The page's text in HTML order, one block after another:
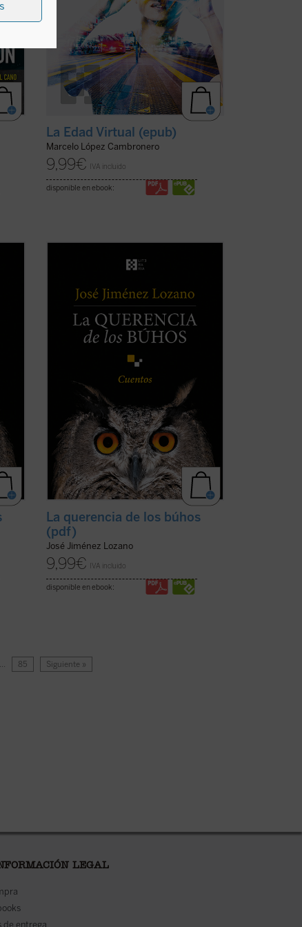
La Edad Virtual (epub)
Marcelo López Cambronero
9,99€ IVA incluido
disponible en ebook:
...
Este libro recoge veintiocho historias,
universo del autor, cuyos recuerdos y
vivencias son transformados en relatos
que nos sitúan ante aquellos instantes
de la vida que la hacen más verdadera. ...
(ver ficha)
La querencia de los búhos
(pdf)
José Jiménez Lozano
9,99€ IVA incluido
disponible en ebook:
… 85 Siguiente »
LEGAL
de entrega